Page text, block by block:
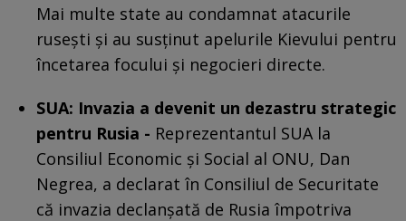
Mai multe state au condamnat atacurile
rusești și au susținut apelurile Kievului pentru
încetarea focului și negocieri directe.
SUA: Invazia a devenit un dezastru strategic
pentru Rusia - Reprezentantul SUA la
Consiliul Economic și Social al ONU, Dan
Negrea, a declarat în Consiliul de Securitate
că invazia declanșată de Rusia împotriva